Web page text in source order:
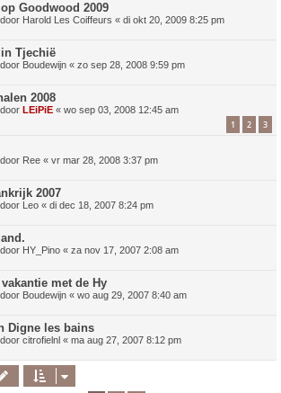
Goodwood 2009
Harold Les Coiffeurs « di okt 20, 2009 8:25 pm
Tjechië
Boudewijn « zo sep 28, 2008 9:59 pm
2008
LEiPiE « wo sep 03, 2008 12:45 am
1 2 3
Ree « vr mar 28, 2008 3:37 pm
2007
Leo « di dec 18, 2007 8:24 pm
HY_Pino « za nov 17, 2007 2:08 am
met de Hy
Boudewijn « wo aug 29, 2007 8:40 am
Digne les bains
citrofielnl « ma aug 27, 2007 8:12 pm